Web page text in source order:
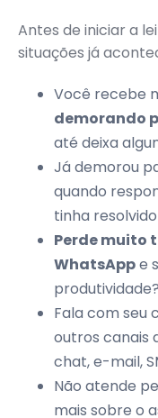
Antes de iniciar a
situações já
Você recebe
demorando
até deixa
Já demorou
quando
tinha
Perde muito
WhatsAppe
produtividade?
Fala com seu
outros canais
chat, e-mail,
Não atende
mais sobre o